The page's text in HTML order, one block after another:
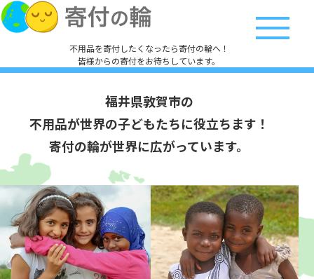
不用品を寄付したくなったら寄付の輪へ！
皆様からの寄付をお待ちしています。
福井県敦賀市の
不用品が世界の子どもたちに役立ちます！
寄付の輪が世界に広がっています。